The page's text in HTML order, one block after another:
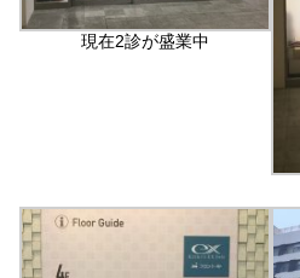
現在2診が盛業中